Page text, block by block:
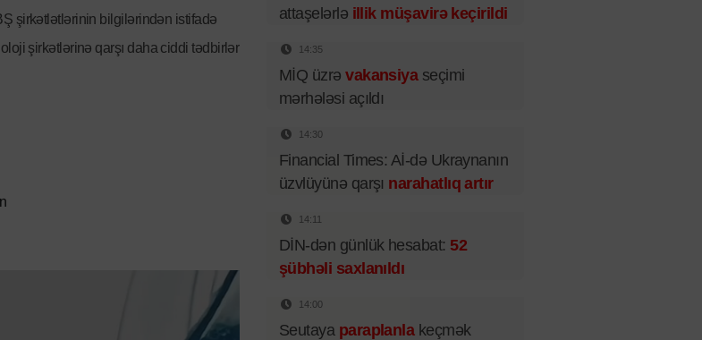
şirkətlətlərinin bilgilərindən istifadə
şirkətlərinə qarşı daha ciddi tədbirlər
attaşelərlə illik müşavirə keçirildi
14:35
MİQ üzrəvakansiyaseçimi
mərhələsi açıldı
14:30
Financial Times: Aİ-də Ukraynanın
üzvlüyünə qarşı narahatlıq artır
14:11
DİN-dən günlük hesabat: 52
şübhəli saxlanıldı
14:00
Seutaya paraplanlakeçmək